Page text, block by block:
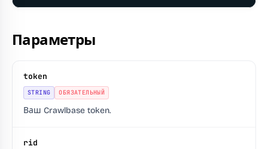
Параметры
token
STRING ОБЯЗАТЕЛЬНЫЙ
Ваш Crawlbase token.
rid